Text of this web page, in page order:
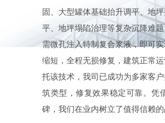
固、大型罐体基础抬升调平、地
平、地坪塌陷治理等复杂沉降难
需微孔注入特制复合浆液，即可
缩短，全程无损修复，建筑正常
托该技术，我司已成功为多家客
筑类型，修复效果稳定可靠。凭
碑，我们在业内树立了值得信赖的